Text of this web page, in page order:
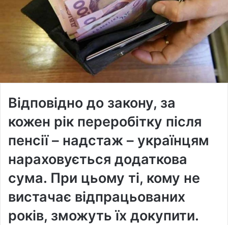
Відповідно до закону, за
кожен рік переробітку після
пенсії – надстаж – українцям
нараховується додаткова
сума. При цьому ті, кому не
вистачає відпрацьованих
років, зможуть їх докупити.